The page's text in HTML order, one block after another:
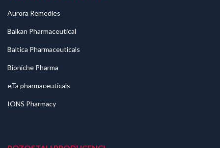
Aurora Remedies
Balkan Pharmaceutical
Baltica Pharmaceuticals
Bioniche Pharma
eTa pharmaceuticals
IONS Pharmacy